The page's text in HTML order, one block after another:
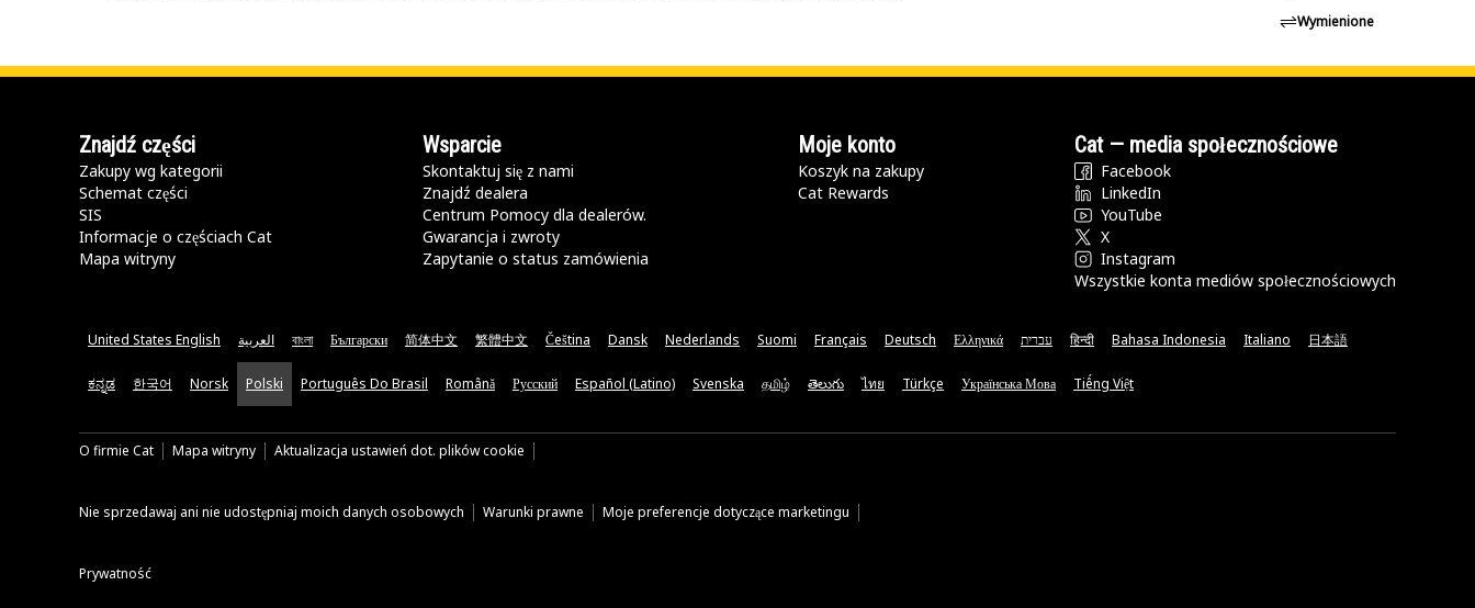
Wymienione
Znajdź części
Zakupy wg kategorii
Schemat części
SIS
Informacje o częściach Cat
Mapa witryny
Wsparcie
Skontaktuj się z nami
Znajdź dealera
Centrum Pomocy dla dealerów.
Gwarancja i zwroty
Zapytanie o status zamówienia
Moje konto
Koszyk na zakupy
Cat Rewards
Cat — media społecznościowe
Facebook
LinkedIn
YouTube
X
Instagram
Wszystkie konta mediów społecznościowych
United States English العربية বাংলা Български 简体中文 繁體中文 Čeština Dansk Nederlands Suomi Français Deutsch Ελληνικά עברית हिन्दी Bahasa Indonesia Italiano 日本語
ಕನ್ನಡ 한국어 Norsk Polski Português Do Brasil Română Русский Español (Latino) Svenska தமிழ் తెలుగు ไทย Türkçe Українська Мова Tiếng Việt
O firmie Cat Mapa witryny Aktualizacja ustawień dot. plików cookie
Nie sprzedawaj ani nie udostępniaj moich danych osobowych Warunki prawne Moje preferencje dotyczące marketingu
Prywatność